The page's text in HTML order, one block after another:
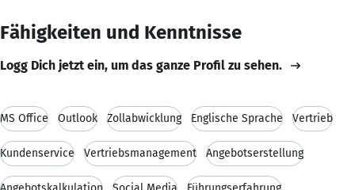
Fähigkeiten und Kenntnisse
Logg Dich jetzt ein, um das ganze Profil zu sehen.
MS Office Outlook Zollabwicklung Englische Sprache Vertrieb
Kundenservice Vertriebsmanagement Angebotserstellung